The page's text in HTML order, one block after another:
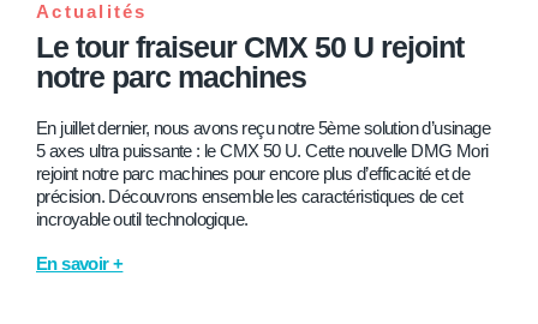
Actualités
Le tour fraiseur CMX 50 U rejoint
notre parc machines
En juillet dernier, nous avons reçu notre 5ème solution d’usinage
5 axes ultra puissante : le CMX 50 U. Cette nouvelle DMG Mori
rejoint notre parc machines pour encore plus d’efficacité et de
précision. Découvrons ensemble les caractéristiques de cet
incroyable outil technologique.
En savoir +